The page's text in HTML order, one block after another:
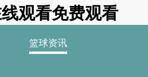
观看免费观看
篮球资讯